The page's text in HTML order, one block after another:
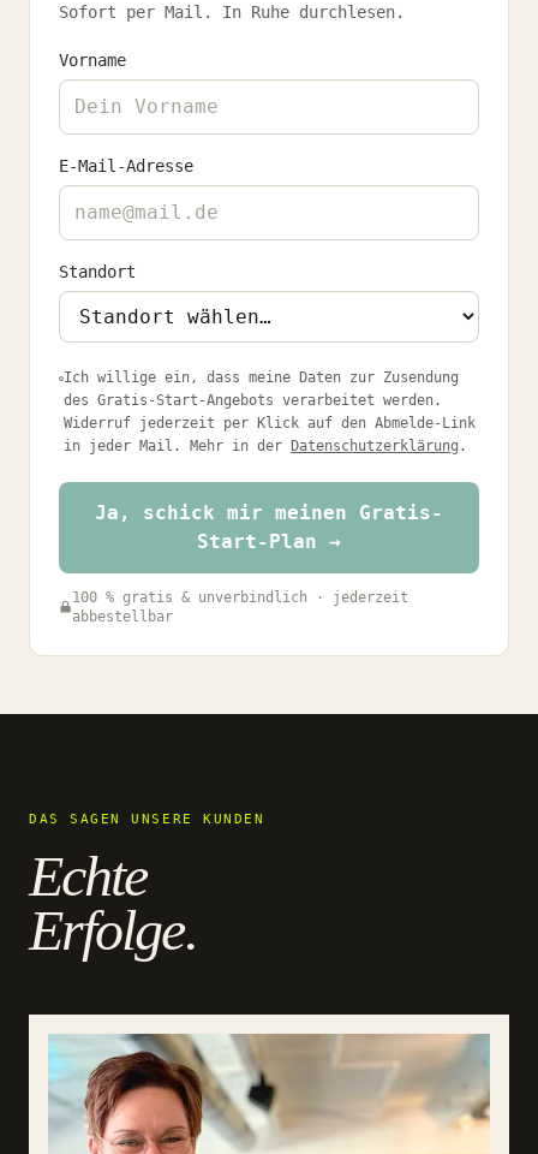
Sofort per Mail. In Ruhe durchlesen.
Vorname
E-Mail-Adresse
Standort
Ich willige ein, dass meine Daten zur Zusendung
des Gratis-Start-Angebots verarbeitet werden.
Widerruf jederzeit per Klick auf den Abmelde-Link
in jeder Mail. Mehr in der
Datenschutzerklärung .
Ja, schick mir meinen Gratis-
Start-Plan →
100 % gratis & unverbindlich · jederzeit
abbestellbar
DAS SAGEN UNSERE KUNDEN
Echte
Erfolge.